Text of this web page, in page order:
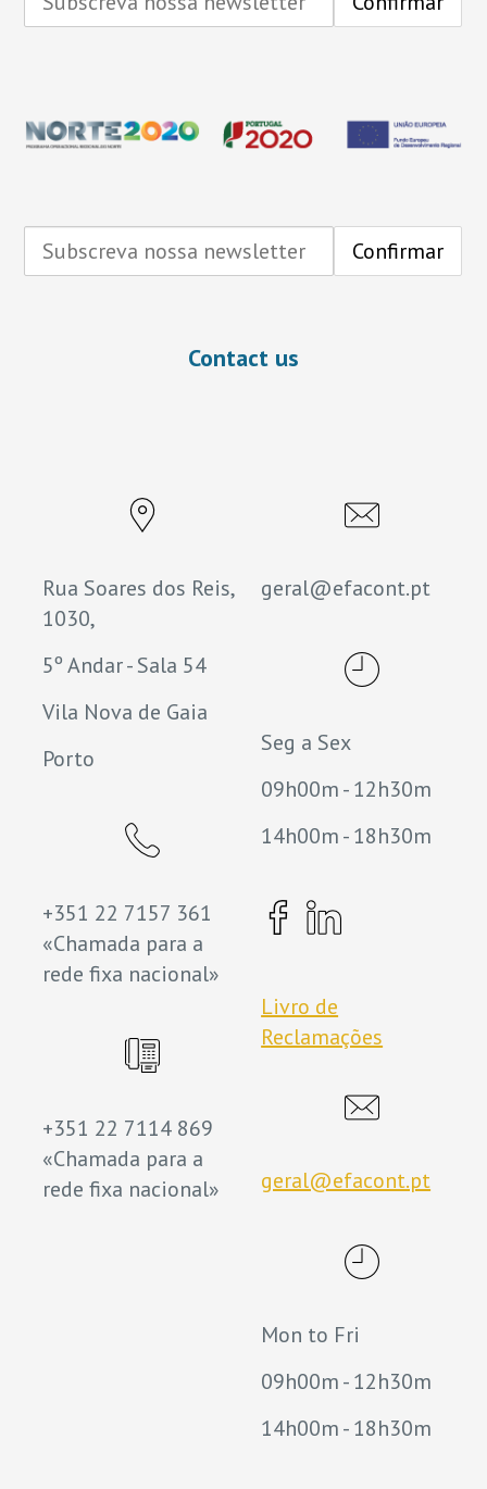
Contact us
Rua Soares dos Reis,
1030,
5º Andar - Sala 54
Vila Nova de Gaia
Porto
+351 22 7157 361
«Chamada para a
rede fixa nacional»
+351 22 7114 869
«Chamada para a
rede fixa nacional»
geral@efacont.pt
Seg a Sex
09h00m - 12h30m
14h00m - 18h30m
Livro de
Reclamações
geral@efacont.pt
Mon to Fri
09h00m - 12h30m
14h00m - 18h30m